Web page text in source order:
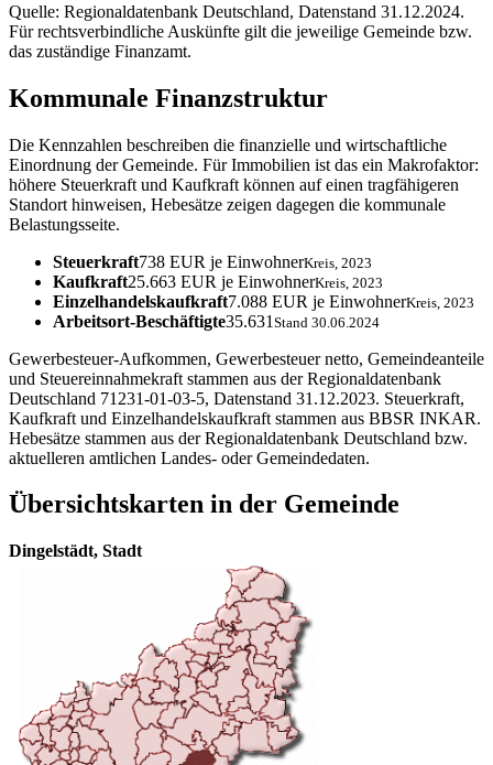
Quelle: Regionaldatenbank Deutschland, Datenstand 31.12.2024.
Für rechtsverbindliche Auskünfte gilt die jeweilige Gemeinde bzw.
das zuständige Finanzamt.
Kommunale Finanzstruktur
Die Kennzahlen beschreiben die finanzielle und wirtschaftliche
Einordnung der Gemeinde. Für Immobilien ist das ein Makrofaktor:
höhere Steuerkraft und Kaufkraft können auf einen tragfähigeren
Standort hinweisen, Hebesätze zeigen dagegen die kommunale
Belastungsseite.
Steuerkraft738 EUR je EinwohnerKreis, 2023
Kaufkraft25.663 EUR je EinwohnerKreis, 2023
Einzelhandelskaufkraft7.088 EUR je EinwohnerKreis, 2023
Arbeitsort-Beschäftigte35.631 Stand 30.06.2024
Gewerbesteuer-Aufkommen, Gewerbesteuer netto, Gemeindeanteile
und Steuereinnahmekraft stammen aus der Regionaldatenbank
Deutschland 71231-01-03-5, Datenstand 31.12.2023. Steuerkraft,
Kaufkraft und Einzelhandelskaufkraft stammen aus BBSR INKAR.
Hebesätze stammen aus der Regionaldatenbank Deutschland bzw.
aktuelleren amtlichen Landes- oder Gemeindedaten.
Übersichtskarten in der Gemeinde
Dingelstädt, Stadt